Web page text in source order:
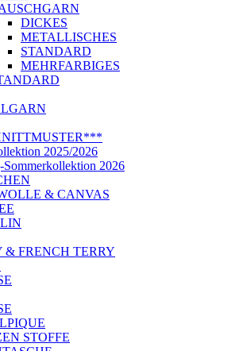
DICKES
METALLISCHES
STANDARD
MEHRFARBIGES
2025/2026
2026
& CANVAS
& FRENCH TERRY
STOFFE